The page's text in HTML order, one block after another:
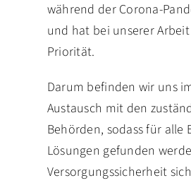
während der Corona-
und hat bei unserer
Priorität.
Darum befinden wir uns
Austausch mit den
Behörden, sodass für alle
Lösungen gefunden
Versorgungssicherheit